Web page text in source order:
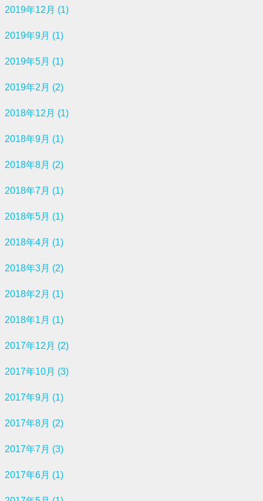
2019年12月 (1)
2019年9月 (1)
2019年5月 (1)
2019年2月 (2)
2018年12月 (1)
2018年9月 (1)
2018年8月 (2)
2018年7月 (1)
2018年5月 (1)
2018年4月 (1)
2018年3月 (2)
2018年2月 (1)
2018年1月 (1)
2017年12月 (2)
2017年10月 (3)
2017年9月 (1)
2017年8月 (2)
2017年7月 (3)
2017年6月 (1)